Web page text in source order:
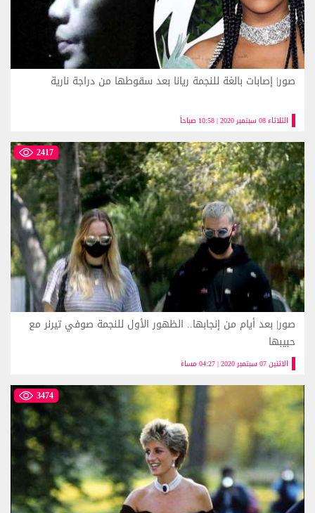
الثلاثاء 08 سبتمبر 2020 | 10:58 صباحاً
صور| إصابات بالغة للنجمة ريانا بعد سقوطها من دراجة نارية
2417
الاثنين 07 سبتمبر 2020 | 04:27 مساءً
صور| بعد أيام من إنجابها.. الظهور الأول للنجمة صوفي تيرنر مع
حبيبها
3474